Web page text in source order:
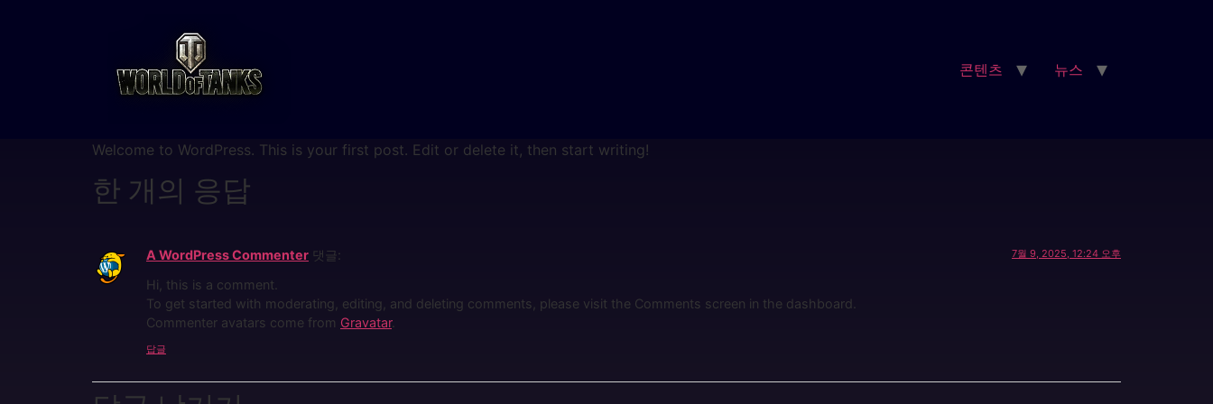
콘텐츠 뉴스
Welcome to WordPress. This is your first post. Edit or delete it, then start writing!
한 개의 응답
A WordPress Commenter 댓글: 7월 9, 2025, 12:24 오후
Hi, this is a comment.
To get started with moderating, editing, and deleting comments, please visit the Comments screen in the dashboard.
Commenter avatars come from Gravatar.
답글